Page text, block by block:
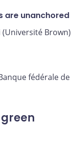
are unanchored
Brown)
fédérale de